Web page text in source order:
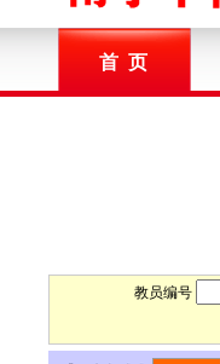
首 页
教员编号